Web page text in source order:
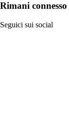
Rimani connesso
Seguici sui social